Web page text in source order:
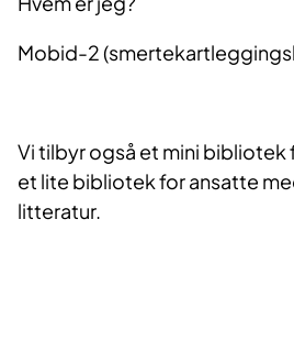
Mobid-2
Vi tilbyr også et mini bibliotek
et lite bibliotek for ansatte
litteratur.